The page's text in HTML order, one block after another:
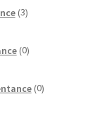
3izdelki
0izdelkov
0izdelkov